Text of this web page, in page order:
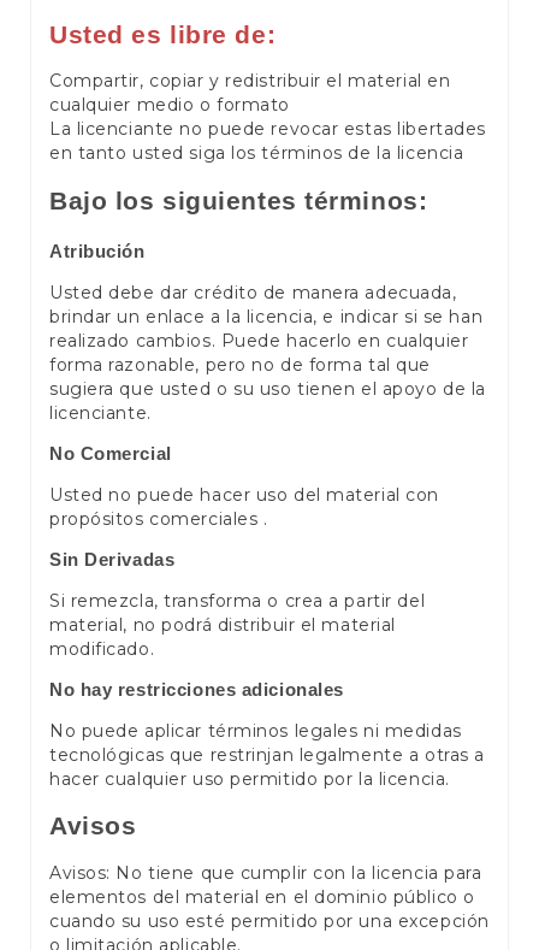
Usted es libre de:
Compartir, copiar y redistribuir el material en
cualquier medio o formato
La licenciante no puede revocar estas libertades
en tanto usted siga los términos de la licencia
Bajo los siguientes términos:
Atribución
Usted debe dar crédito de manera adecuada,
brindar un enlace a la licencia, e indicar si se han
realizado cambios. Puede hacerlo en cualquier
forma razonable, pero no de forma tal que
sugiera que usted o su uso tienen el apoyo de la
licenciante.
No Comercial
Usted no puede hacer uso del material con
propósitos comerciales .
Sin Derivadas
Si remezcla, transforma o crea a partir del
material, no podrá distribuir el material
modificado.
No hay restricciones adicionales
No puede aplicar términos legales ni medidas
tecnológicas que restrinjan legalmente a otras a
hacer cualquier uso permitido por la licencia.
Avisos
Avisos: No tiene que cumplir con la licencia para
elementos del material en el dominio público o
cuando su uso esté permitido por una excepción
o limitación aplicable.